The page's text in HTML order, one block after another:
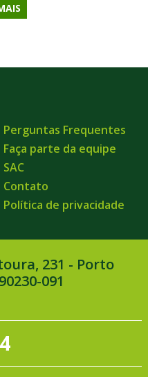
Perguntas Frequentes
Faça parte da equipe
SAC
Contato
Política de privacidade
231 - Porto
091